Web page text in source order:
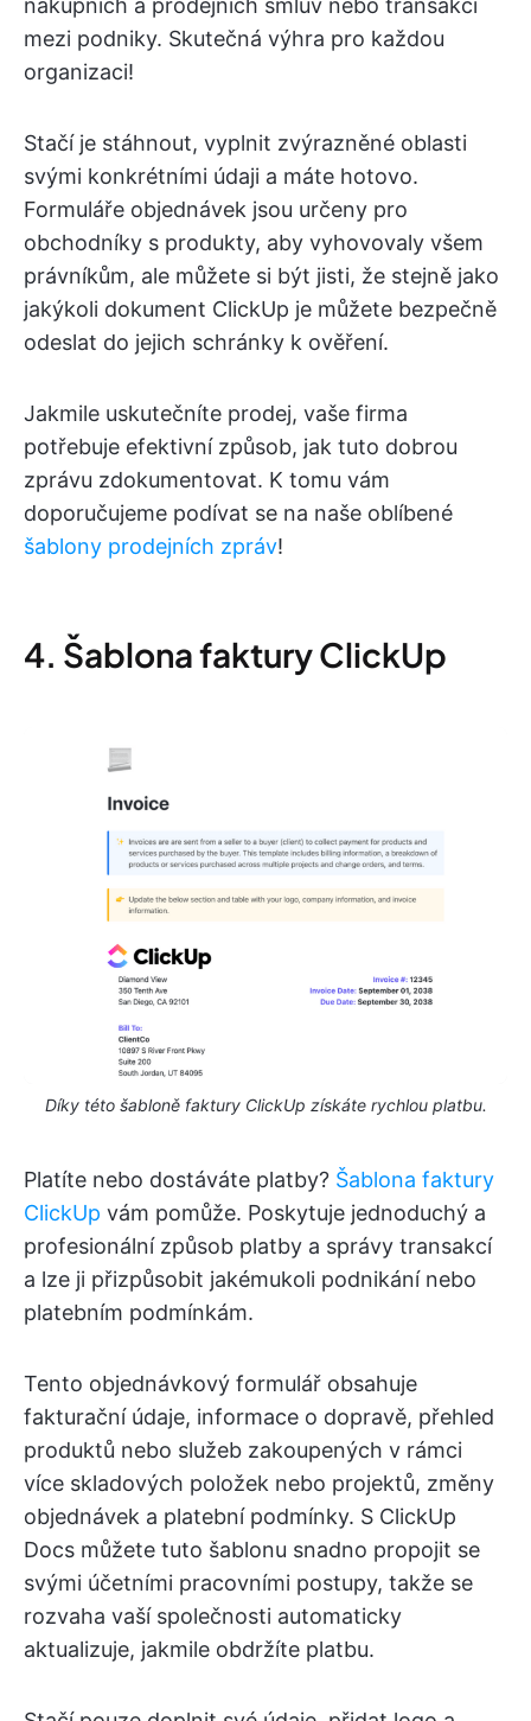
mezi podniky. Skutečná výhra pro každou
organizaci!
Stačí je stáhnout, vyplnit zvýrazněné oblasti
svými konkrétními údaji a máte hotovo.
Formuláře objednávek jsou určeny pro
obchodníky s produkty, aby vyhovovaly všem
právníkům, ale můžete si být jisti, že stejně jako
jakýkoli dokument ClickUp je můžete bezpečně
odeslat do jejich schránky k ověření.
Jakmile uskutečníte prodej, vaše firma
potřebuje efektivní způsob, jak tuto dobrou
zprávu zdokumentovat. K tomu vám
doporučujeme podívat se na naše oblíbené
šablony prodejních zpráv!
4. Šablona faktury ClickUp
Díky této šabloně faktury ClickUp získáte rychlou platbu.
Platíte nebo dostáváte platby? Šablona faktury
ClickUp vám pomůže. Poskytuje jednoduchý a
profesionální způsob platby a správy transakcí
a lze ji přizpůsobit jakémukoli podnikání nebo
platebním podmínkám.
Tento objednávkový formulář obsahuje
fakturační údaje, informace o dopravě, přehled
produktů nebo služeb zakoupených v rámci
více skladových položek nebo projektů, změny
objednávek a platební podmínky. S ClickUp
Docs můžete tuto šablonu snadno propojit se
svými účetními pracovními postupy, takže se
rozvaha vaší společnosti automaticky
aktualizuje, jakmile obdržíte platbu.